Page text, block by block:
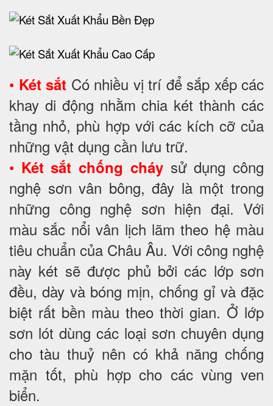
• Két sắt Có nhiều vị trí để sắp xếp các
khay di động nhằm chia két thành các
tầng nhỏ, phù hợp với các kích cỡ của
những vật dụng cần lưu trữ.
• Két sắt chống cháysử dụng công
nghệ sơn vân bông, đây là một trong
những công nghệ sơn hiện đại. Với
màu sắc nổi vân lịch lãm theo hệ màu
tiêu chuẩn của Châu Âu. Với công nghệ
này két sẽ được phủ bởi các lớp sơn
đều, dày và bóng mịn, chống gỉ và đặc
biệt rất bền màu theo thời gian. Ở lớp
sơn lót dùng các loại sơn chuyên dụng
cho tàu thuỷ nên có khả năng chống
mặn tốt, phù hợp cho các vùng ven
biển.